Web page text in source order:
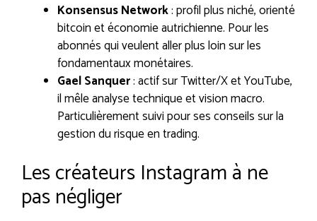
Konsensus Network: profil plus niché, orienté
bitcoin et économie autrichienne. Pour les
abonnés qui veulent aller plus loin sur les
fondamentaux monétaires.
Gael Sanquer: actif sur Twitter/X et YouTube,
il mêle analyse technique et vision macro.
Particulièrement suivi pour ses conseils sur la
gestion du risque en trading.
Les créateurs Instagram à ne
pas négliger